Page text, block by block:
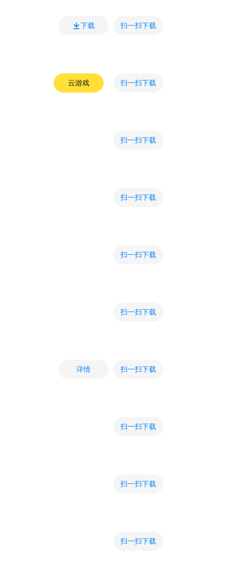
下载 扫一扫下载
云游戏 扫一扫下载
扫一扫下载
扫一扫下载
扫一扫下载
扫一扫下载
详情 扫一扫下载
扫一扫下载
扫一扫下载
扫一扫下载